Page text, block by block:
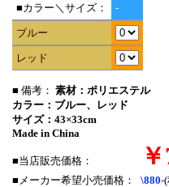
■カラー＼サイズ： -
ブルー
レッド
■ 備考： 素材：ポリエステル
カラー：ブルー、レッド
サイズ：43×33cm
Made in China
■当店販売価格：
■メーカー希望小売価格： \880-